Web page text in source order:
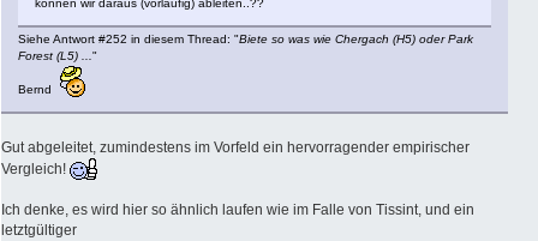
können wir daraus (vorläufig) ableiten..??
Siehe Antwort #252 in diesem Thread: "Biete so was wie Chergach (H5) oder Park
Forest (L5) ..."
Bernd
Gut abgeleitet, zumindestens im Vorfeld ein hervorragender empirischer
Vergleich!
Ich denke, es wird hier so ähnlich laufen wie im Falle von Tissint, und ein
letztgültiger